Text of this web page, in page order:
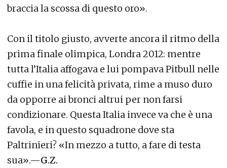
braccia la scossa di questo oro».
Con il titolo giusto, avverte ancora il ritmo della
prima finale olimpica, Londra 2012: mentre
tutta l’Italia affogava e lui pompava Pitbull nelle
cuffie in una felicità privata, rime a muso duro
da opporre ai bronci altrui per non farsi
condizionare. Questa Italia invece va che è una
favola, e in questo squadrone dove sta
Paltrinieri? «In mezzo a tutto, a fare di testa
sua».—G.Z.